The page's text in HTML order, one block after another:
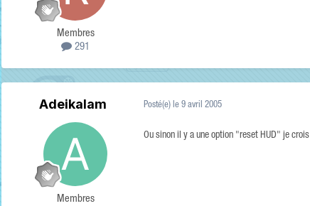
Membres
291
Adeikalam
Membres
Posté(e) le 9 avril 2005
Ou sinon il y a une option "reset HUD" je crois